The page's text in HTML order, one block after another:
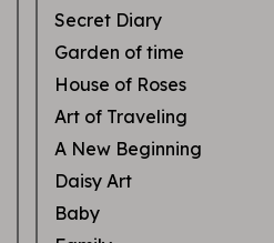
Secret Diary
Garden of time
House of Roses
Art of Traveling
A New Beginning
Daisy Art
Baby